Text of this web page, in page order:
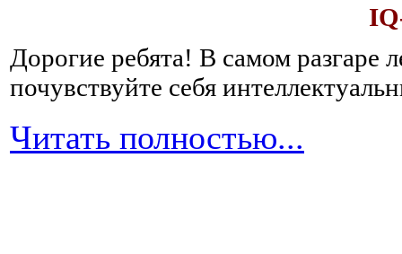
Дорогие ребята! В самом разгаре
почувствуйте себя
Читать полностью...